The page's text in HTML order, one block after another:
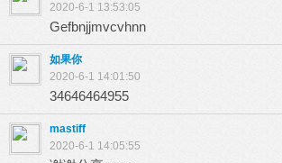
2020-6-1 13:53:05
Gefbnjjmvcvhnn
如果你
2020-6-1 14:01:50
34646464955
mastiff
2020-6-1 14:05:55